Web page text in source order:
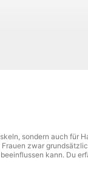
sondern auch für
zwar
kann. Du
Protein